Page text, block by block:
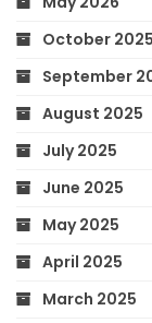
October 2025
September
August 2025
July 2025
June 2025
May 2025
April 2025
March 2025